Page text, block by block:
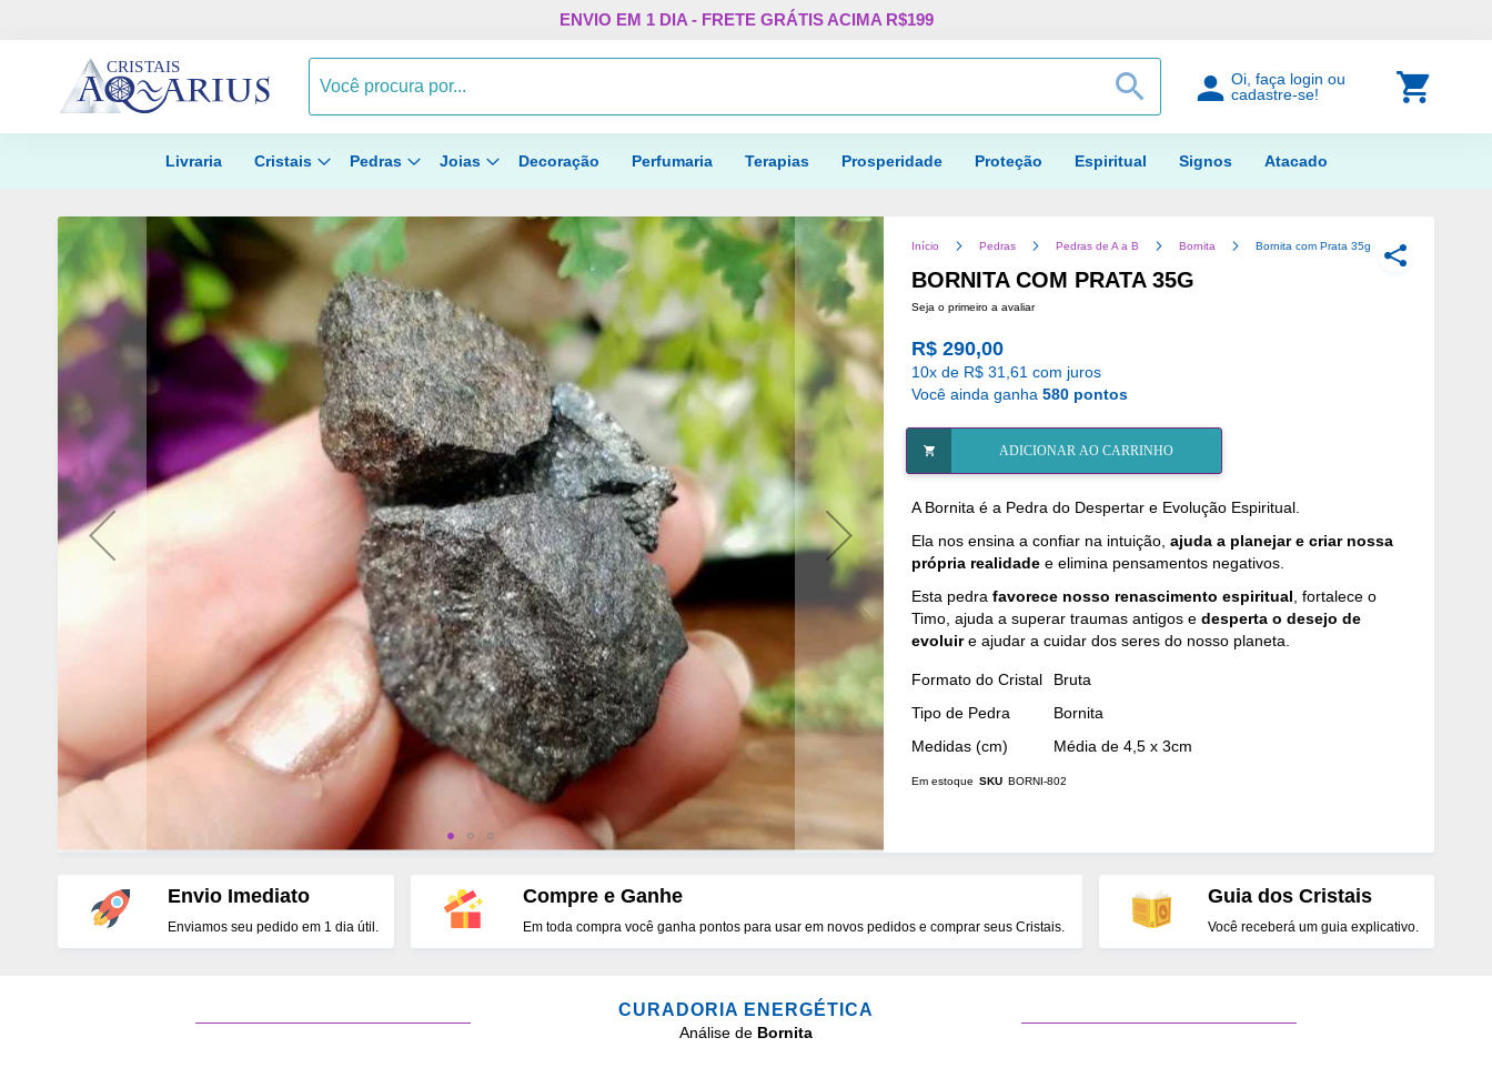
Pular
o
ENVIO EM 1 DIA - FRETE GRÁTIS ACIMA R$199
Procurar
PROCURAR
Oi, faça login ou
cadastre-se!
Livraria Cristais Pedras Joias Decoração Perfumaria Terapias Prosperidade Proteção Espiritual Signos Atacado
Início Pedras Pedras de A a B Bornita Bornita com Prata 35g
BORNITA COM PRATA 35G
Seja o primeiro a avaliar
R$ 290,00
10x de R$ 31,61 com juros
Você ainda ganha 580 pontos
ADICIONAR AO CARRINHO
A Bornita é a Pedra do Despertar e Evolução Espiritual.
Ela nos ensina a confiar na intuição, ajuda a planejar e criar nossa
própria realidade e elimina pensamentos negativos.
Esta pedra favorece nosso renascimento espiritual , fortalece o
Timo, ajuda a superar traumas antigos e desperta o desejo de
evoluire ajudar a cuidar dos seres do nosso planeta.
Mais
Formato do Cristal
Bruta
Tipo de Pedra
Bornita
Medidas (cm)
Média de 4,5 x 3cm
Em estoque SKU BORNI-802
Envio Imediato
Enviamos seu pedido em 1 dia útil.
Compre e Ganhe
Em toda compra você ganha pontos para usar em novos pedidos e comprar seus Cristais.
Guia dos Cristais
Você receberá um guia explicativo.
CURADORIA ENERGÉTICA
Análise de Bornita